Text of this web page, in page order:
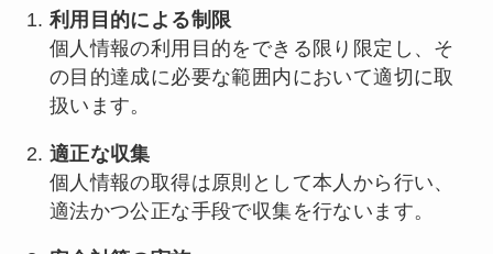
利用目的による制限
個人情報の利用目的をできる限り限定し、そ
の目的達成に必要な範囲内において適切に取
扱います。
適正な収集
個人情報の取得は原則として本人から行い、
適法かつ公正な手段で収集を行ないます。